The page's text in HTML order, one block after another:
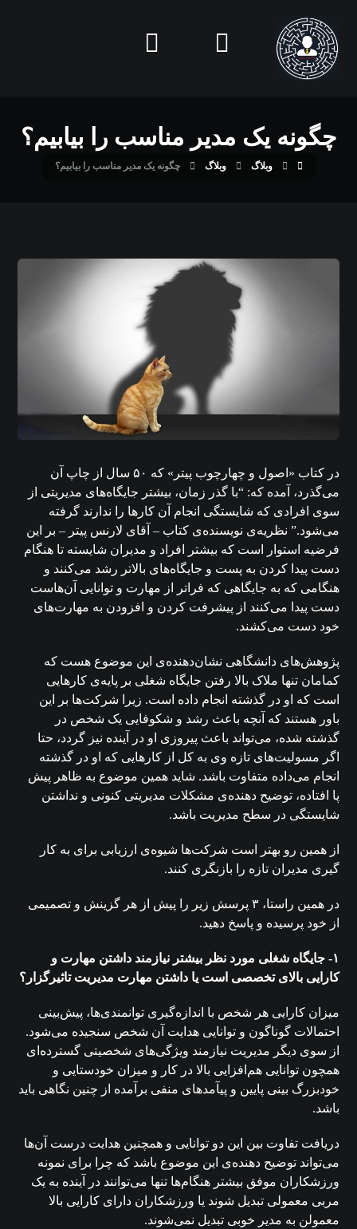
چگونه یک مدیر مناسب را بیابیم؟
وبلاگ وبلاگ چگونه یک مدیر مناسب را بیابیم؟
در کتاب «اصول و چهارچوب پیتر» که ۵۰ سال از چاپ آن
می‌گذرد، آمده که: “با گذر زمان، بیشتر جایگاه‌های مدیریتی از
سوی افرادی که شایستگی انجام آن کارها را ندارند گرفته
می‌شود.” نظریه‌ی نویسنده‌ی کتاب – آقای لارنس پیتر – بر این
فرضیه استوار است که بیشتر افراد و مدیران شایسته تا هنگام
دست پیدا کردن به پست و جایگاه‌های بالاتر رشد می‌کنند و
هنگامی که به جایگاهی که فراتر از مهارت و توانایی آن‌هاست
دست پیدا می‌کنند از پیشرفت کردن و افزودن به مهارت‌های
خود دست می‌کشند.
پژوهش‌های دانشگاهی نشان‌دهنده‌ی این موضوع هست که
کمامان تنها ملاک بالا رفتن جایگاه شغلی بر پایه‌ی کارهایی
است که او در گذشته انجام داده است. زیرا شرکت‌ها بر این
باور هستند که آنچه باعث رشد و شکوفایی یک شخص در
گذشته شده، می‌تواند باعث پیروزی او در آینده نیز گردد، حتا
اگر مسولیت‌های تازه‌ وی به کل از کارهایی که او در گذشته
انجام می‌داده متفاوت باشد. شاید همین موضوع به ظاهر پیش
پا افتاده، توضیح دهنده‌ی مشکلات مدیریتی کنونی و نداشتن
شایستگی‌ در سطح مدیریت باشد.
از همین رو بهتر است شرکت‌ها شیوه‌ی ارزیابی برای به کار
گیری مدیران تازه را بازنگری کنند.
در همین راستا، ۳ پرسش زیر را پیش از هر گزینش و تصمیمی
از خود پرسیده و پاسخ دهید.
۱- جایگاه شغلی مورد نظر بیشتر نیازمند داشتن مهارت و
کارایی بالای تخصصی است یا داشتن مهارت مدیریت تاثیرگزار؟
میزان کارایی هر شخص با اندازه‌گیری توانمندی‌ها، پیش‌بینی
احتمالات گوناگون و توانایی هدایت آن شخص سنجیده می‌شود.
از سوی دیگر مدیریت نیازمند ویژگی‌های شخصیتی گسترده‌ای
همچون توانایی هم‌افزایی بالا در کار و میزان خودستایی و
خودبزرگ بینی پایین و پیآمدهای منفی برآمده از چنین نگاهی باید
باشد.
دریافت تفاوت بین این دو توانایی و همچنین هدایت درست آن‌ها
می‌تواند توضیح دهنده‌ی این موضوع باشد که چرا برای نمونه
ورزشکاران موفق بیشتر هنگام‌ها تنها می‌توانند در آینده به یک
مربی معمولی تبدیل شوند یا ورزشکاران دارای کارایی بالا
معمولن به مدیر خوبی تبدیل نمی‌شوند.